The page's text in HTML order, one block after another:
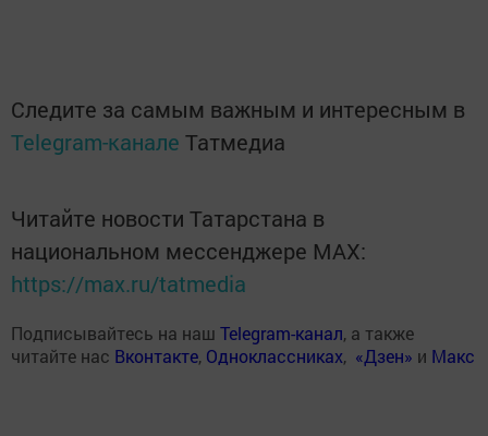
Следите за самым важным и интересным в
Telegram-канале Татмедиа
Читайте новости Татарстана в
национальном мессенджере MАХ:
https://max.ru/tatmedia
Подписывайтесь на наш Telegram-канал, а также
читайте нас Вконтакте, Одноклассниках, «Дзен» и Макс